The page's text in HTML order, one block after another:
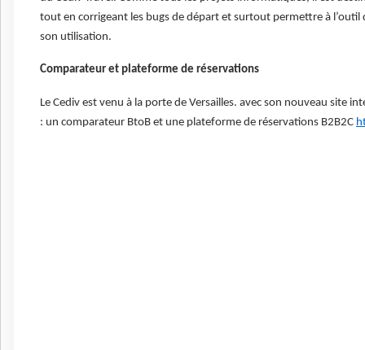
tout en corrigeant les bugs de départ et surtout permettre à l’outil
son utilisation.
Comparateur et plateforme de réservations
Le Cediv est venu à la porte de Versailles. avec son nouveau site
: un comparateur BtoB et une plateforme de réservations B2B2C